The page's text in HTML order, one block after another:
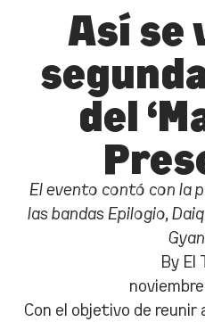
Así se
del
El evento contó con la
las bandas Epilogio,
By El
Con el objetivo de reunir